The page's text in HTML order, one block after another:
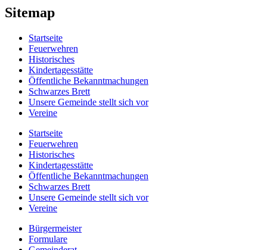
Sitemap
Startseite
Feuerwehren
Historisches
Kindertagesstätte
Öffentliche Bekanntmachungen
Schwarzes Brett
Unsere Gemeinde stellt sich vor
Vereine
Startseite
Feuerwehren
Historisches
Kindertagesstätte
Öffentliche Bekanntmachungen
Schwarzes Brett
Unsere Gemeinde stellt sich vor
Vereine
Bürgermeister
Formulare